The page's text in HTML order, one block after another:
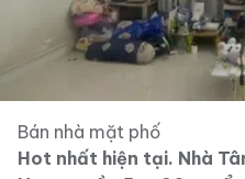
Bán nhà mặt phố
Hot nhất hiện tại. Nhà